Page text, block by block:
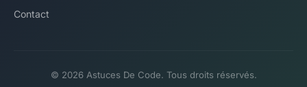
Contact
© 2026 Astuces De Code. Tous droits réservés.